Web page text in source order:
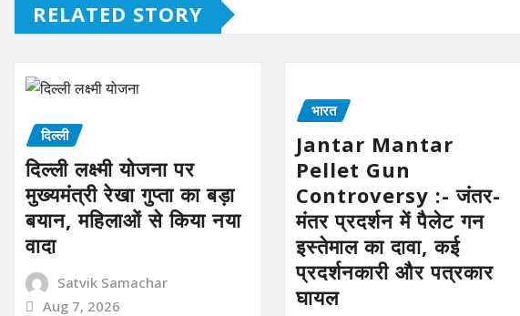
RELATED STORY
दिल्ली
दिल्ली लक्ष्मी योजना पर
मुख्यमंत्री रेखा गुप्ता का बड़ा
बयान, महिलाओं से किया नया
वादा
Satvik Samachar
Aug 7, 2026
भारत
Jantar Mantar
Pellet Gun
Controversy :- जंतर-
मंतर प्रदर्शन में पैलेट गन
इस्तेमाल का दावा, कई
प्रदर्शनकारी और पत्रकार
घायल